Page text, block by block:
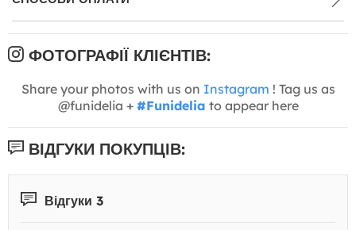
ФОТОГРАФІЇ КЛІЄНТІВ:
Share your photos with us on Instagram ! Tag us as
@funidelia + #Funidelia to appear here
ВІДГУКИ ПОКУПЦІВ:
Відгуки 3